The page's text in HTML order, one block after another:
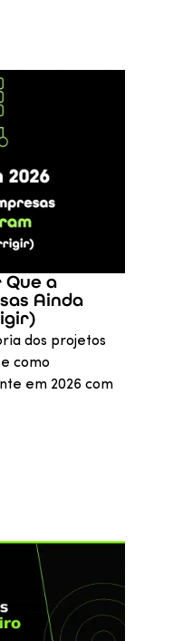
Que a
Ainda
dos projetos
como
em 2026 com